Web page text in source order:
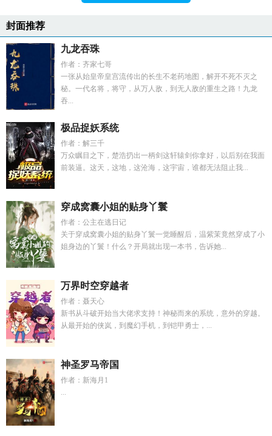
封面推荐
九龙吞珠
作者：齐家七哥
一张从始皇帝皇宫流传出的长生不老药地图，解开不死不灭之
秘。一代名将，将守，从万人敌，到无人敌的重生之路！九龙
吞...
极品捉妖系统
作者：解三千
万众瞩目之下，楚浩扔出一柄剑这轩辕剑你拿好，以后别在我面
前装逼。这天，这地，这沧海，这宇宙，谁都无法阻止我...
穿成窝囊小姐的贴身丫鬟
作者：公主在逃日记
关于穿成窝囊小姐的贴身丫鬟一觉睡醒后，温紫茉竟然穿成了小
姐身边的丫鬟！什么？开局就出现一本书，告诉她...
万界时空穿越者
作者：聂天心
新书从斗破开始当大佬求支持！神秘而来的系统，意外的穿越。
从最开始的侠岚，到魔幻手机，到铠甲勇士，...
神圣罗马帝国
作者：新海月1
...